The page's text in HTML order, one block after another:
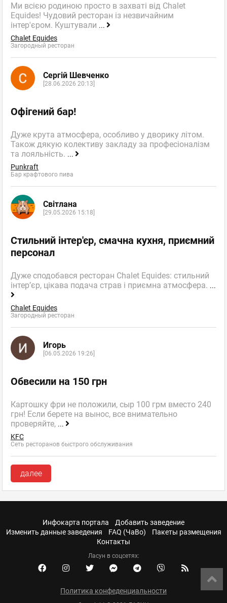
Ми всією родиною просто в захваті від Chalet
Equides! Чудовий ресторан із незвичайним
інтер'єром. Куштували ...
Chalet Equides
Загородный ресторан
Сергій Шевченко
[28.06.2026 20:13]
Офігений бар!
Дуже крута атмосфера, особливо у дворику літом.
Також дякую колективу закладу за професіоналізм
та лояльність. ...
Punkraft
Бар крафтового пива
Світлана
[29.05.2026 15:18]
Стильний інтер'єр, смачна кухня, приємний
персонал
Дуже сподобався ресторан Chalet Equides: стильний
інтер’єр, цікава подача страв і приємна атмосфера. ...
Chalet Equides
Загородный ресторан
Игорь
[06.05.2026 19:26]
Обвесили на 150 грн
Картошку фри не положили, сыр 100 грм вместо 240
грн! Если берете на вынос, все внимательно
проверяйте, ...
KFC
Сеть ресторанов быстрого обслуживания
далее
Инфокарта портала
Добавить заведение
Изменить данные заведения
FAQ (ЧаВо)
Пакеты размещения
Контакты
Ласун в соцсетях:
Политика конфеденциальности